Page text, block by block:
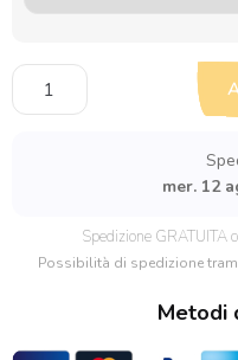
Sagoma
in
mer. 12
Spedizione
Possibilità di spedizione
Metodi